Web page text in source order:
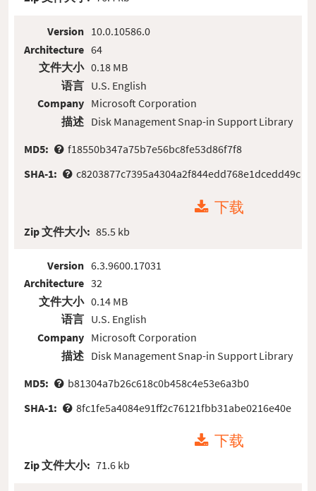
Version
Architecture
文件大小
语言
Company
描述
10.0.10586.0
64
0.18 MB
U.S. English
Microsoft Corporation
Disk Management Snap-in Support Library
MD5:
f18550b347a75b7e56bc8fe53d86f7f8
SHA-1:
c8203877c7395a4304a2f844edd768e1dcedd49c
下载
Zip 文件大小: 85.5 kb
Version
Architecture
文件大小
语言
Company
描述
6.3.9600.17031
32
0.14 MB
U.S. English
Microsoft Corporation
Disk Management Snap-in Support Library
MD5:
b81304a7b26c618c0b458c4e53e6a3b0
SHA-1:
8fc1fe5a4084e91ff2c76121fbb31abe0216e40e
下载
Zip 文件大小: 71.6 kb